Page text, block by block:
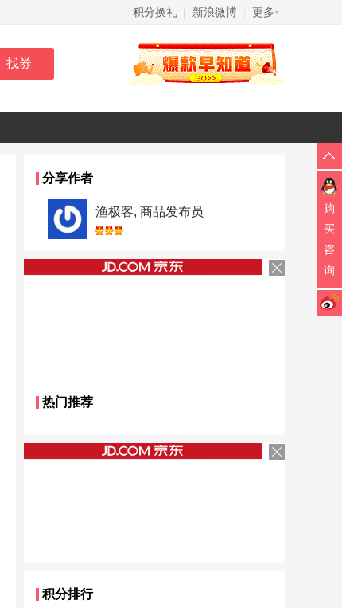
积分换礼 | 新浪微博 更多
分享作者
渔极客, 商品发布员
热门推荐
积分排行
购
买
咨
询